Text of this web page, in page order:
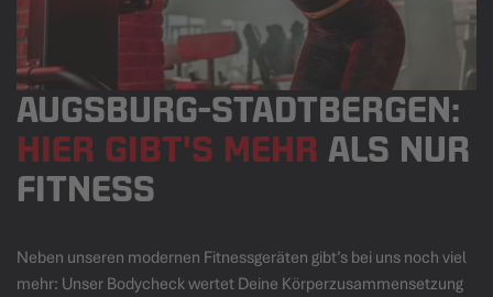
AUGSBURG-STADTBERGEN:
HIER GIBT'S MEHR ALS NUR
FITNESS
Neben unseren modernen Fitnessgeräten gibt’s bei uns noch viel
mehr: Unser Bodycheckwertet Deine Körperzusammensetzung